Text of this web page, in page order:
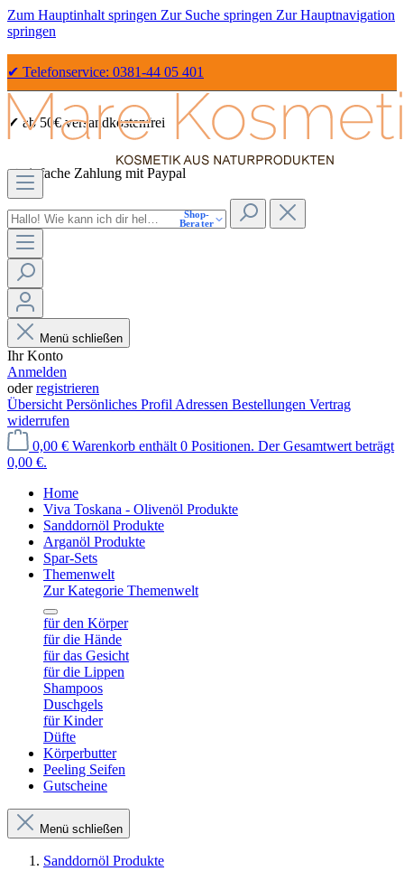
Zum Hauptinhalt springen Zur Suche springen Zur Hauptnavigation
springen
✔ Telefonservice: 0381-44 05 401
✔ ab 50€ versandkostenfrei
✔ einfache Zahlung mit Paypal
✔ Sicher Einkaufen dank SSL
Shop-
Berater
Menü schließen
Ihr Konto
Anmelden
oderregistrieren
Übersicht Persönliches Profil Adressen Bestellungen Vertrag
widerrufen
0,00 € Warenkorb enthält 0 Positionen. Der Gesamtwert beträgt
0,00 €.
Home
Viva Toskana - Olivenöl Produkte
Sanddornöl Produkte
Arganöl Produkte
Spar-Sets
Themenwelt
Zur Kategorie Themenwelt
für den Körper
für die Hände
für das Gesicht
für die Lippen
Shampoos
Duschgels
für Kinder
Düfte
Körperbutter
Peeling Seifen
Gutscheine
Menü schließen
Sanddornöl Produkte